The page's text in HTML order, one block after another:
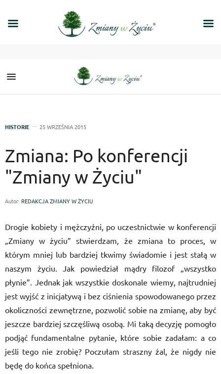
HISTORIE 25 WRZEŚNIA 2015
Zmiana: Po konferencji
"Zmiany w Życiu"
Autor: REDAKCJA ZMIANY W ŻYCIU
Drogie kobiety i mężczyźni, po uczestnictwie w konferencji
„Zmiany w życiu” stwierdzam, że zmiana to proces, w
którym mniej lub bardziej tkwimy świadomie i jest stałą w
naszym życiu. Jak powiedział mądry filozof „wszystko
płynie”. Jednak jak wszystkie doskonale wiemy, najtrudniej
jest wyjść z inicjatywą i bez ciśnienia spowodowanego przez
okoliczności zewnętrzne, pozwolić sobie na zmianę, aby być
jeszcze bardziej szczęśliwą osobą. Mi taką decyzję pomogło
podjąć fundamentalne pytanie, które sobie zadałam: a co
jeśli tego nie zrobię? Poczułam straszny żal, że nigdy nie
będę do końca spełniona.